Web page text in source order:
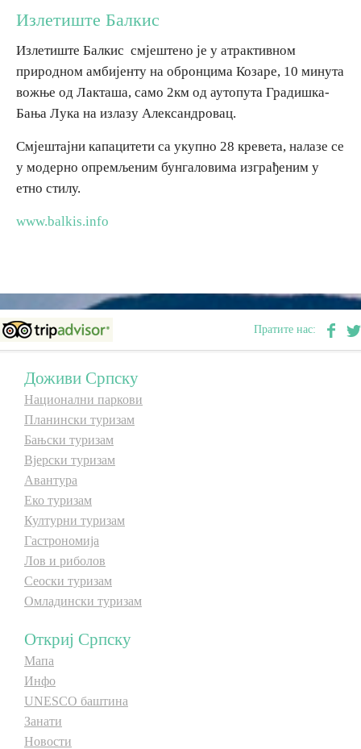
Списак дестинација
Мапа дестинација
Смјештај
Видео
E-Brochure
Откриј Српску
Излетиште Балкис
Излетиште Балкис смјештено је у атрактивном
природном амбијенту на обронцима Козаре, 10 минута
вожње од Лакташа, само 2км од аутопута Градишка-
Бања Лука на излазу Александровац.
Смјештајни капацитети са укупно 28 кревета, налазе се
у модерно опремљеним бунгаловима изграђеним у
етно стилу.
www.balkis.info
Пратите нас:
Доживи Српску
Национални паркови
Планински туризам
Бањски туризам
Вјерски туризам
Авантура
Еко туризам
Културни туризам
Гастрономија
Лов и риболов
Сеоски туризам
Омладински туризам
Откриј Српску
Мапа
Инфо
UNESCO баштина
Занати
Новости